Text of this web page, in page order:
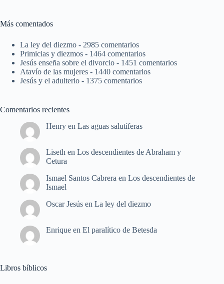
Más comentados
La ley del diezmo - 2985 comentarios
Primicias y diezmos - 1464 comentarios
Jesús enseña sobre el divorcio - 1451 comentarios
Atavío de las mujeres - 1440 comentarios
Jesús y el adulterio - 1375 comentarios
Comentarios recientes
Henry en Las aguas salutíferas
Liseth en Los descendientes de Abraham y
Cetura
Ismael Santos Cabrera en Los descendientes de
Ismael
Oscar Jesús en La ley del diezmo
Enrique en El paralítico de Betesda
Libros bíblicos